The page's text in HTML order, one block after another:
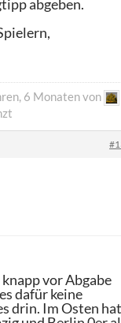
abgeben.
6 Monaten von
vor Abgabe
dafür keine
drin. Im Osten